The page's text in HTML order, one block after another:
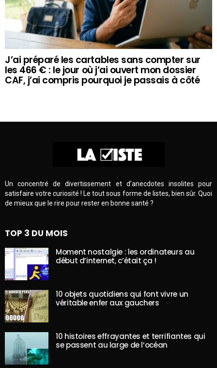
J’ai préparé les cartables sans compter sur
les 466 € : le jour où j’ai ouvert mon dossier
CAF, j’ai compris pourquoi je passais à côté
Un concentré de divertissement et d’anecdotes insolites pour
satisfaire votre curiosité ! Le tout sous forme de listes, bien sûr. Quoi
de mieux que le rire pour rester en bonne santé ?
TOP 3 DU MOIS
Moment nostalgie : les ordinateurs au
début d’internet, c’était ça !
10 objets quotidiens qui font vivre un
véritable enfer aux gauchers
10 histoires effrayantes et terrifiantes qui
se passent au large de l’océan